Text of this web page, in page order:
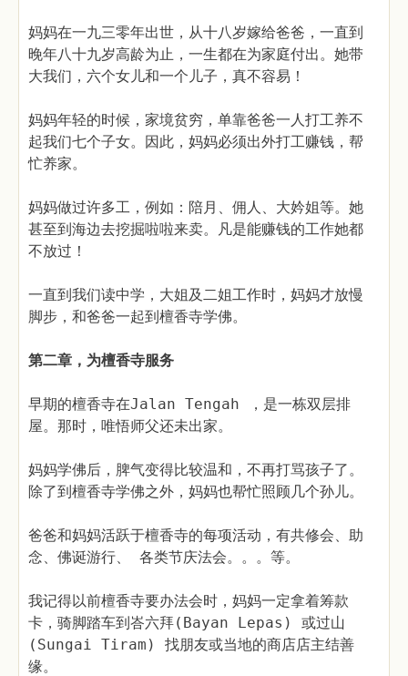
妈妈在一九三零年出世，从十八岁嫁给爸爸，一直到
晚年八十九岁高龄为止，一生都在为家庭付出。她带
大我们，六个女儿和一个儿子，真不容易！
妈妈年轻的时候，家境贫穷，单靠爸爸一人打工养不
起我们七个子女。因此，妈妈必须出外打工赚钱，帮
忙养家。
妈妈做过许多工，例如：陪月、佣人、大妗姐等。她
甚至到海边去挖掘啦啦来卖。凡是能赚钱的工作她都
不放过！
一直到我们读中学，大姐及二姐工作时，妈妈才放慢
脚步，和爸爸一起到檀香寺学佛。
第二章，为檀香寺服务
早期的檀香寺在Jalan Tengah ，是一栋双层排
屋。那时，唯悟师父还未出家。
妈妈学佛后，脾气变得比较温和，不再打骂孩子了。
除了到檀香寺学佛之外，妈妈也帮忙照顾几个孙儿。
爸爸和妈妈活跃于檀香寺的每项活动，有共修会、助
念、佛诞游行、 各类节庆法会。。。等。
我记得以前檀香寺要办法会时，妈妈一定拿着筹款
卡，骑脚踏车到峇六拜(Bayan Lepas) 或过山
(Sungai Tiram) 找朋友或当地的商店店主结善
缘。